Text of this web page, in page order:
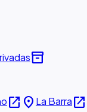
inventory_2
open_in_new place La Barraopen_in_new